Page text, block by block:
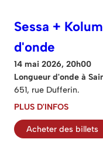
Sessa +
d'onde
14 mai 2026, 20h00
Longueur d'onde à
651, rue Dufferin.
PLUS D'INFOS
Acheter des billets